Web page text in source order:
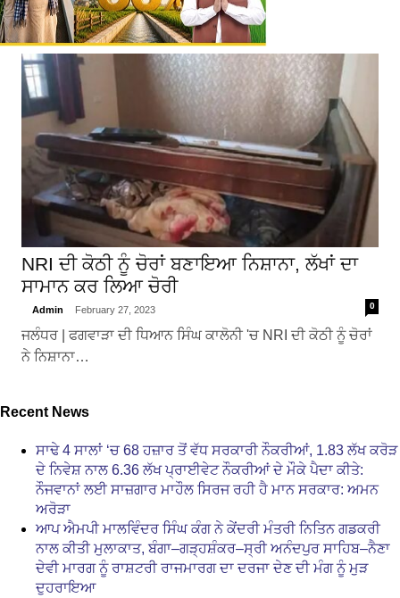
NRI ਦੀ ਕੋਠੀ ਨੂੰ ਚੋਰਾਂ ਬਣਾਇਆ ਨਿਸ਼ਾਨਾ, ਲੱਖਾਂ ਦਾ
ਸਾਮਾਨ ਕਰ ਲਿਆ ਚੋਰੀ
Admin February 27, 2023 0
ਜਲੰਧਰ | ਫਗਵਾੜਾ ਦੀ ਧਿਆਨ ਸਿੰਘ ਕਾਲੋਨੀ 'ਚ NRI ਦੀ ਕੋਠੀ ਨੂੰ ਚੋਰਾਂ
ਨੇ ਨਿਸ਼ਾਨਾ…
Recent News
ਸਾਢੇ 4 ਸਾਲਾਂ ‘ਚ 68 ਹਜ਼ਾਰ ਤੋਂ ਵੱਧ ਸਰਕਾਰੀ ਨੌਕਰੀਆਂ, 1.83 ਲੱਖ ਕਰੋੜ
ਦੇ ਨਿਵੇਸ਼ ਨਾਲ 6.36 ਲੱਖ ਪ੍ਰਾਈਵੇਟ ਨੌਕਰੀਆਂ ਦੇ ਮੌਕੇ ਪੈਦਾ ਕੀਤੇ:
ਨੌਜਵਾਨਾਂ ਲਈ ਸਾਜ਼ਗਾਰ ਮਾਹੌਲ ਸਿਰਜ ਰਹੀ ਹੈ ਮਾਨ ਸਰਕਾਰ: ਅਮਨ
ਅਰੋੜਾ
ਆਪ ਐਮਪੀ ਮਾਲਵਿੰਦਰ ਸਿੰਘ ਕੰਗ ਨੇ ਕੇਂਦਰੀ ਮੰਤਰੀ ਨਿਤਿਨ ਗਡਕਰੀ
ਨਾਲ ਕੀਤੀ ਮੁਲਾਕਾਤ, ਬੰਗਾ–ਗੜ੍ਹਸ਼ੰਕਰ–ਸ੍ਰੀ ਅਨੰਦਪੁਰ ਸਾਹਿਬ–ਨੈਣਾ
ਦੇਵੀ ਮਾਰਗ ਨੂੰ ਰਾਸ਼ਟਰੀ ਰਾਜਮਾਰਗ ਦਾ ਦਰਜਾ ਦੇਣ ਦੀ ਮੰਗ ਨੂੰ ਮੁੜ
ਦੁਹਰਾਇਆ